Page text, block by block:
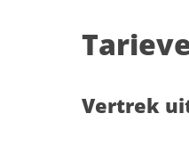
Vertrek